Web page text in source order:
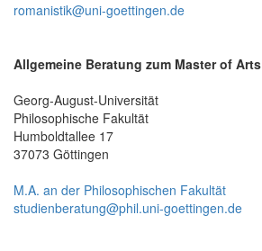
romanistik@uni-goettingen.de
Allgemeine Beratung zum Master of Arts
Georg-August-Universität
Philosophische Fakultät
Humboldtallee 17
37073 Göttingen
M.A. an der Philosophischen Fakultät
studienberatung@phil.uni-goettingen.de